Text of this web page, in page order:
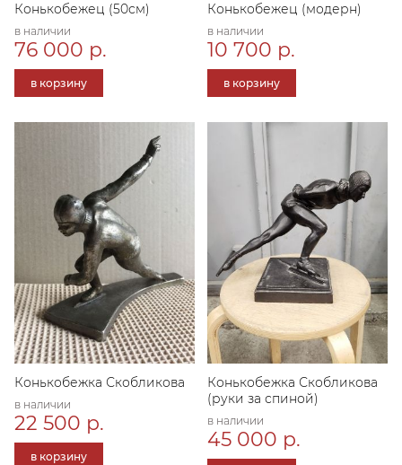
Конькобежец (50см)
в наличии
76 000 р.
в корзину
Конькобежец (модерн)
в наличии
10 700 р.
в корзину
Конькобежка Скобликова
в наличии
22 500 р.
в корзину
Конькобежка Скобликова
(руки за спиной)
в наличии
45 000 р.